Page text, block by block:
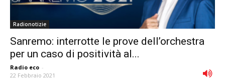
Radionotizie
Sanremo: interrotte le prove dell’orchestra
per un caso di positività al...
Radio eco -
22 Febbraio 2021